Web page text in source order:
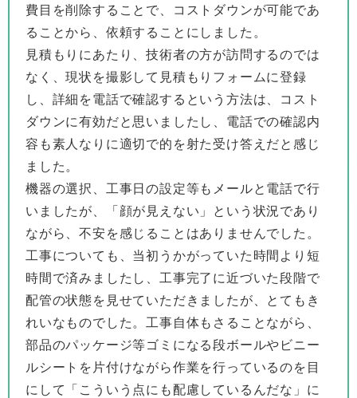
費目を削除することで、コストダウンが可能であ
ることから、依頼することにしました。
見積もりにあたり、技術者の方が訪問するのでは
なく、現状を撮影して見積もりフォームに登録
し、詳細を電話で確認するという方法は、コスト
ダウンに有効だと思いましたし、電話での確認内
容も素人なりに適切で的を射た受け答えだと感じ
ました。
機器の選択、工事日の設定等もメールと電話で行
いましたが、「顔が見えない」という状況であり
ながら、不安を感じることはありませんでした。
工事についても、当初うかがっていた時間より短
時間で済みましたし、工事完了に近づいた段階で
配管の状態を見せていただきましたが、とてもき
れいなものでした。工事自体もさることながら、
部品のパッケージ等ゴミになる段ボールやビニー
ルシートを片付けながら作業を行っているのを目
にして「こういう点にも配慮しているんだな」に